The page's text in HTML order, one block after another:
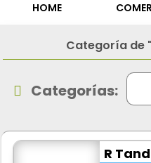
HOME
Categoría de
 Categorías:
R